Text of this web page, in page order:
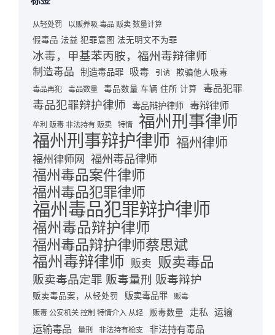
从轻处罚 以贩养吸 毒品 贩卖 数量计算
假毒品 法益 犯罪意图 法无明文不为罪
冰毒，甲基苯丙胺，福州毒辩律师
制造毒品 制造毒品罪 吸毒 引诱 欺骗他人吸毒
毒品再犯 毒品数量 毒品数量 车辆 住所 计算 毒品犯罪
毒品犯罪辩护律师 毒品辩护律师 毒辩律师
牟利 贩毒 非法持有 贩卖 特情 福州刑事律师
福州刑事辩护律师 福州律师
福州律师网 福州毒品律师
福州毒品案件律师
福州毒品犯罪律师
福州毒品犯罪辩护律师
福州毒品辩护律师
福州毒品辩护律师蔡思斌
福州毒辩律师 贩卖 贩卖毒品
贩卖毒品定罪 贩毒量刑 贩毒辩护
贩卖毒品案，从轻处罚 贩卖毒品罪
贩毒
贩毒 公安机关 控制 特情介入 从轻
贩毒数量 走私 运输
运输毒品 量刑 非法持有枪支 非法持有毒品